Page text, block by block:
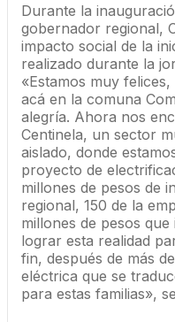
Durante la
gobernador regional,
impacto social de la
realizado durante la
«Estamos muy
acá en la comuna
alegría. Ahora nos
Centinela, un sector
aislado, donde
proyecto de
millones de pesos de
regional, 150 de la
millones de pesos
lograr esta realidad
fin, después de más
eléctrica que se
para estas familias»,